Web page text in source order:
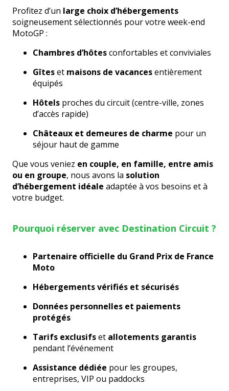
Profitez d’un large choix d’hébergements
soigneusement sélectionnés pour votre week-end
MotoGP :
Chambres d’hôtesconfortables et conviviales
Gîteset maisons de vacancesentièrement
équipés
Hôtels proches du circuit (centre-ville, zones
d’accès rapide)
Châteaux et demeures de charme pour un
séjour haut de gamme
Que vous veniez en couple, en famille, entre amis
ou en groupe, nous avons la solution
d’hébergement idéale adaptée à vos besoins et à
votre budget.
Pourquoi réserver avec Destination Circuit ?
Partenaire officielle du Grand Prix de France
Moto
Hébergements vérifiés et sécurisés
Données personnelles et paiements
protégés
Tarifs exclusifset allotements garantis
pendant l’événement
Assistance dédiée pour les groupes,
entreprises, VIP ou paddocks